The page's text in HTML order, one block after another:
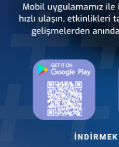
Türkiye - Moğolistan
İş Konseyi